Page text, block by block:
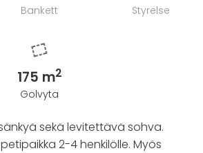
Bankett Styrelse
175 m2
Golvyta
sekä levitettävä sohva.
2-4 henkilölle. Myös